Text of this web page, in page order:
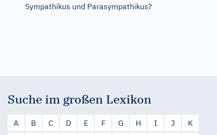
Sympathikus und Parasympathikus?
Suche im großen Lexikon
A B C D E F G H I J
K